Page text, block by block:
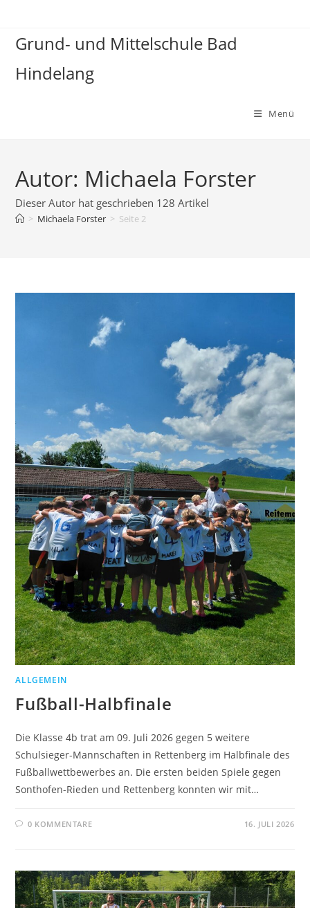
springen
Grund- und Mittelschule Bad
Hindelang
Menü
Autor: Michaela Forster
Dieser Autor hat geschrieben 128 Artikel
> Michaela Forster > Seite 2
ALLGEMEIN
Fußball-Halbfinale
Die Klasse 4b trat am 09. Juli 2026 gegen 5 weitere
Schulsieger-Mannschaften in Rettenberg im Halbfinale des
Fußballwettbewerbes an. Die ersten beiden Spiele gegen
Sonthofen-Rieden und Rettenberg konnten wir mit…
0 KOMMENTARE 16. JULI 2026